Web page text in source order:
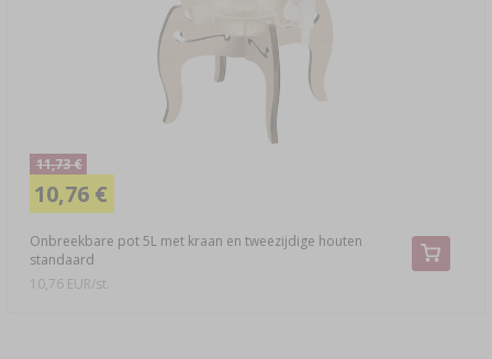
Onbreekbare pot 5L met kraan en tweezijdige houten
standaard
11,73 €
10,76 €
10,76 EUR/st.